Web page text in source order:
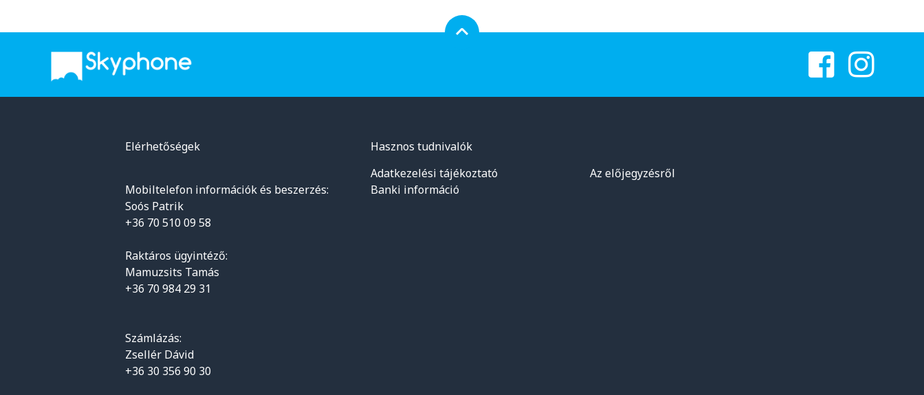
Elérhetőségek
Mobiltelefon információk és beszerzés:
Soós Patrik
+36 70 510 09 58
Raktáros ügyintéző:
Mamuzsits Tamás
+36 70 984 29 31
Számlázás:
Zsellér Dávid
+36 30 356 90 30
Hasznos tudnivalók
Adatkezelési tájékoztató
Banki információ
Az előjegyzésről